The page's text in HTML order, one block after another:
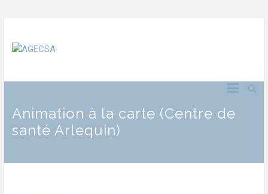
Animation à la carte (Centre de
santé Arlequin)